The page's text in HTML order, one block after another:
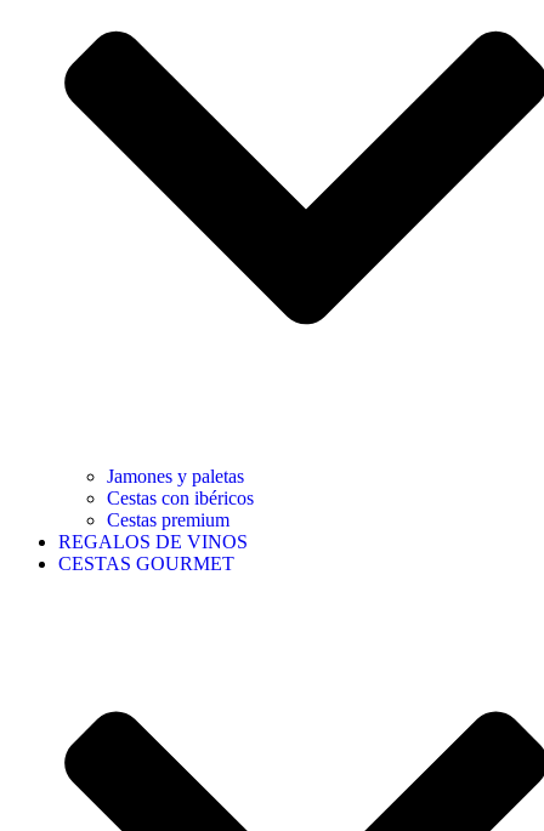
Jamones y paletas
Cestas con ibéricos
Cestas premium
REGALOS DE VINOS
CESTAS GOURMET